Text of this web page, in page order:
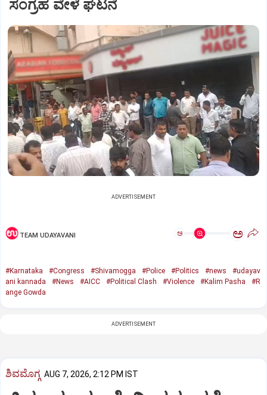
ಸಂಗ್ರಹ ವೇಳೆ ಘಟನೆ
ADVERTISEMENT
TEAM UDAYAVANI ಅ ಅ
#Karnataka #Congress #Shivamogga #Police #Politics #news
#udayav
ani kannada
#News #AICC #Political Clash #Violence #Kalim Pasha
#R
ange Gowda
ADVERTISEMENT
ಶಿವಮೊಗ್ಗ AUG 7, 2026, 2:12 PM IST